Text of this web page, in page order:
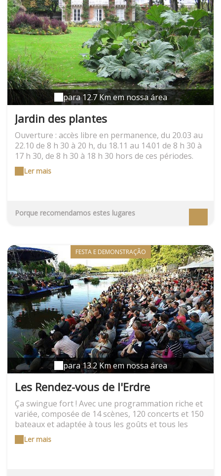
para 12.7 Km em nossa área
Jardin des plantes
Ouverture : accès libre en permanence, du 20.03 au
22.10 de 8 h 30 à 20 h, du 18.11 au 14.01 de 8 h 30 à
17 h 30, de 8 h 30 à 18 h 30 hors de ces périodes.
Serres : visites commentées gratuites.Localisation :
à l’E. du centre ville, près de la gare.Manifestations :
de Nantes- tél. 02 40 41 90 09, fax 02 40 41 59 51- E-
mail : jardins@mairie-nantes.fr- Web :
Ler mais
Porque recomendamos estes lugares
FESTA E DEMONSTRAÇÃO
para 13.2 Km em nossa área
Les Rendez-vous de l'Erdre
Ça swingue fort ! Avec une programmation riche et
variée, composée de 14 scènes, 120 concerts et 150
bateaux et adaptée à tous les goûts et tous les
âges, ce festival de Jazz et de Belle Plaisance fait un
carton chaque été à Nantes et dans les communes
Ler mais